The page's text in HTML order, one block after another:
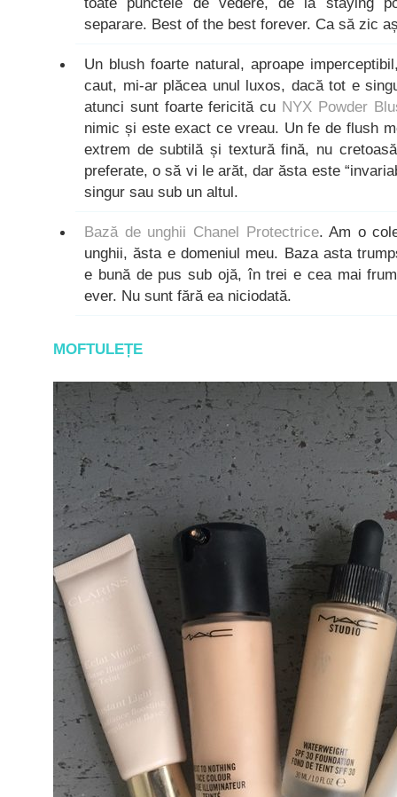
separare. Best of the best forever. Ca să zic
Un blush foarte natural, aproape
caut, mi-ar plăcea unul luxos, dacă tot e
atunci sunt foarte fericită cu NYX Powder
nimic și este exact ce vreau. Un fe de flush
extrem de subtilă și textură fină, nu
preferate, o să vi le arăt, dar ăsta este
singur sau sub un altul.
Bază de unghii Chanel Protectrice. Am o
unghii, ăsta e domeniul meu. Baza asta
e bună de pus sub ojă, în trei e cea mai
ever. Nu sunt fără ea niciodată.
MOFTULEȚE